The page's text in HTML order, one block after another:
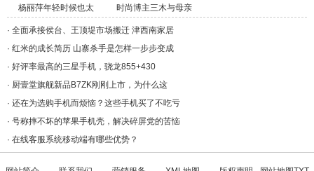
杨丽萍年轻时候也太
美/a>
时尚博主三木与母亲
穿/a>
· 全面承接侯台、王顶堤市场搬迁 津西南家居
· 红米的成长简历 山寨杀手是怎样一步步变成
· 好评率最高的三星手机，骁龙855+430
· 厨壹堂旗舰新品B7ZK刚刚上市，为什么这
· 还在为选购手机而烦恼？这些手机买了不吃亏
· 号称摔不坏的苹果手机壳，解决碎屏党的苦恼
· 在线客服系统移动端有哪些优势？